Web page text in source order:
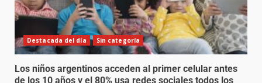
Destacada del día Sin categoría
Los niños argentinos acceden al primer celular antes
de los 10 años y el 80% usa redes sociales todos los